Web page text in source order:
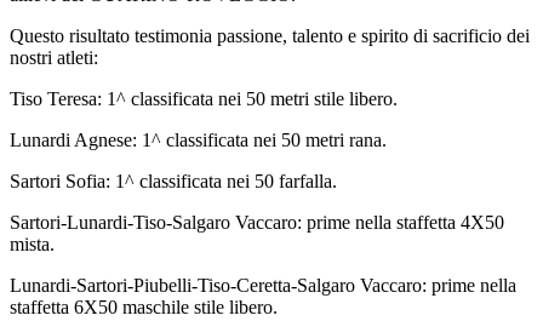
Questo risultato testimonia passione, talento e spirito di sacrificio dei
nostri atleti:
Tiso Teresa: 1^ classificata nei 50 metri stile libero.
Lunardi Agnese: 1^ classificata nei 50 metri rana.
Sartori Sofia: 1^ classificata nei 50 farfalla.
Sartori-Lunardi-Tiso-Salgaro Vaccaro: prime nella staffetta 4X50
mista.
Lunardi-Sartori-Piubelli-Tiso-Ceretta-Salgaro Vaccaro: prime nella
staffetta 6X50 maschile stile libero.